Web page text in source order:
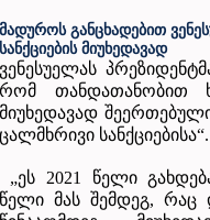
მადუროს განცხადებით
სანქციების მიუხედავად
ვენესუელას
რომ თანდათანობით
მიუხედავად
ცალმხრივი სანქციებისა“.
„ეს 2021 წელი
წელი მას შემდეგ, რაც